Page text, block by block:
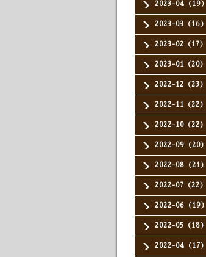
2023-04（19）
2023-03（16）
2023-02（17）
2023-01（20）
2022-12（23）
2022-11（22）
2022-10（22）
2022-09（20）
2022-08（21）
2022-07（22）
2022-06（19）
2022-05（18）
2022-04（17）